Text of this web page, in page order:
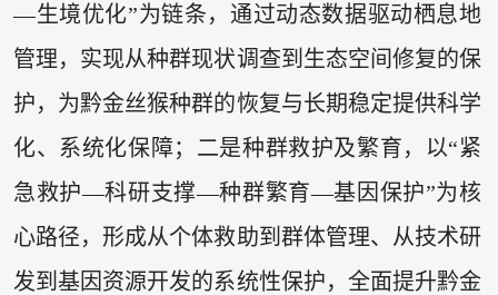
—生境优化”为链条，通过动态数据驱动栖息地
管理，实现从种群现状调查到生态空间修复的保
护，为黔金丝猴种群的恢复与长期稳定提供科学
化、系统化保障；二是种群救护及繁育，以“紧
急救护—科研支撑—种群繁育—基因保护”为核
心路径，形成从个体救助到群体管理、从技术研
发到基因资源开发的系统性保护，全面提升黔金